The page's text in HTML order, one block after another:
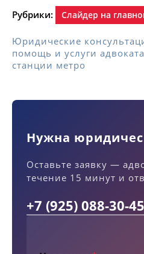
Рубрики: Слайдер на
Юридические
помощь и услуги
станции метро
Нужна
Оставьте заявку —
течение 15 минут и
+7 (925) 088-30-45